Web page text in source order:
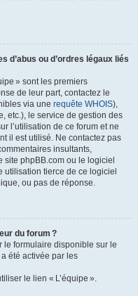
d’abus ou d’ordres légaux liés
» sont les premiers
de leur part, contactez le
via une requête WHOIS),
etc.), le service de gestion des
l’utilisation de ce forum et ne
il est utilisé. Ne contactez pas
insultants,
site phpBB.com ou le logiciel
utilisation tierce de ce logiciel
ou pas de réponse.
du forum ?
le formulaire disponible sur le
été activée par les
le lien « L’équipe ».